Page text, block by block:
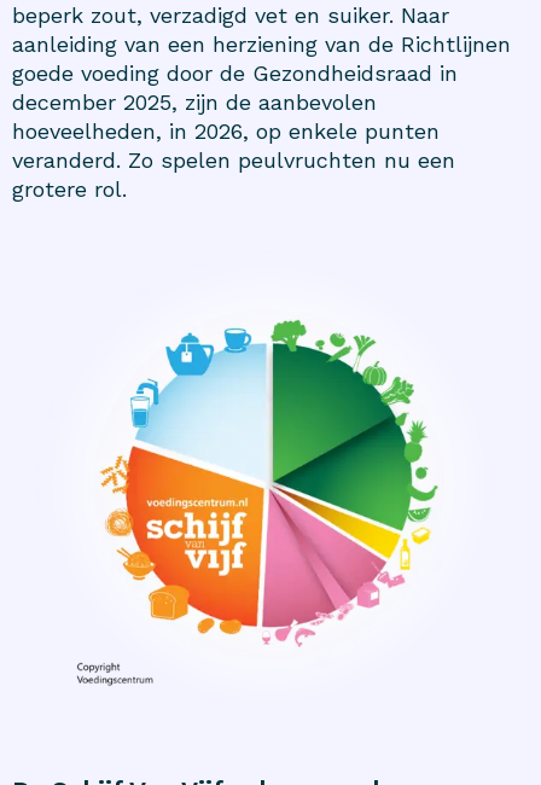
beperk zout, verzadigd vet en suiker. Naar
aanleiding van een herziening van de Richtlijnen
goede voeding door de Gezondheidsraad in
december 2025, zijn de aanbevolen
hoeveelheden, in 2026, op enkele punten
veranderd. Zo spelen peulvruchten nu een
grotere rol.